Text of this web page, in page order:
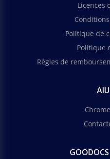
Licences
Politique de
Politique
Règles de